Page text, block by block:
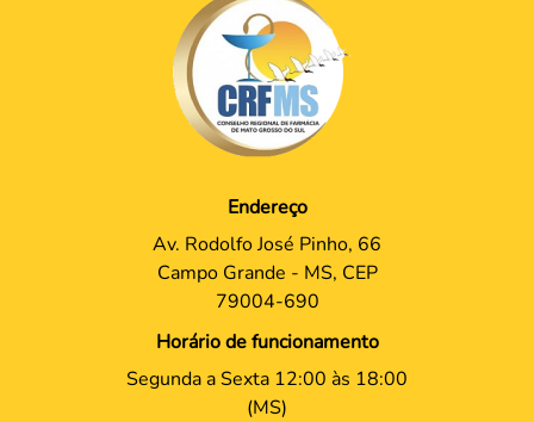
Endereço
Av. Rodolfo José Pinho, 66
Campo Grande - MS, CEP
79004-690
Horário de funcionamento
Segunda a Sexta 12:00 às 18:00
(MS)